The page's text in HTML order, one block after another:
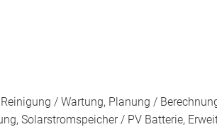
/ Wartung, Planung /
Solarstromspeicher / PV Batterie,